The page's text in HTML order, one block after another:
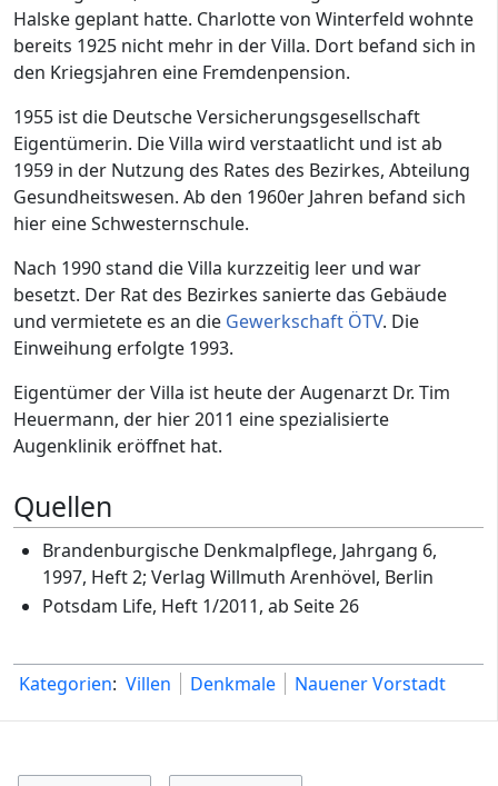
Halske geplant hatte. Charlotte von Winterfeld wohnte
bereits 1925 nicht mehr in der Villa. Dort befand sich in
den Kriegsjahren eine Fremdenpension.
1955 ist die Deutsche Versicherungsgesellschaft
Eigentümerin. Die Villa wird verstaatlicht und ist ab
1959 in der Nutzung des Rates des Bezirkes, Abteilung
Gesundheitswesen. Ab den 1960er Jahren befand sich
hier eine Schwesternschule.
Nach 1990 stand die Villa kurzzeitig leer und war
besetzt. Der Rat des Bezirkes sanierte das Gebäude
und vermietete es an die Gewerkschaft ÖTV. Die
Einweihung erfolgte 1993.
Eigentümer der Villa ist heute der Augenarzt Dr. Tim
Heuermann, der hier 2011 eine spezialisierte
Augenklinik eröffnet hat.
Quellen
Brandenburgische Denkmalpflege, Jahrgang 6,
1997, Heft 2; Verlag Willmuth Arenhövel, Berlin
Potsdam Life, Heft 1/2011, ab Seite 26
Kategorien: Villen Denkmale Nauener Vorstadt